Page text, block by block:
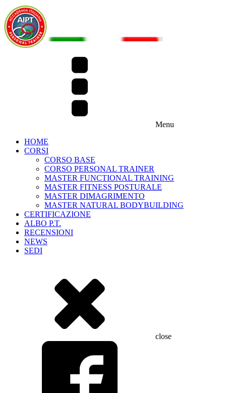
Menu
HOME
CORSI
CORSO BASE
CORSO PERSONAL TRAINER
MASTER FUNCTIONAL TRAINING
MASTER FITNESS POSTURALE
MASTER DIMAGRIMENTO
MASTER NATURAL BODYBUILDING
CERTIFICAZIONE
ALBO P.T.
RECENSIONI
NEWS
SEDI
close